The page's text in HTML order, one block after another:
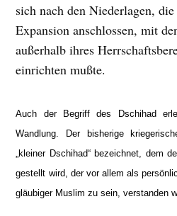
sich nach den Niederlagen,
Expansion anschlossen, mit
außerhalb ihres
einrichten mußte.
Auch der Begriff des Dschihad
Wandlung. Der bisherige
„kleiner Dschihad“ bezeichnet, dem
gestellt wird, der vor allem als
gläubiger Muslim zu sein, verstanden